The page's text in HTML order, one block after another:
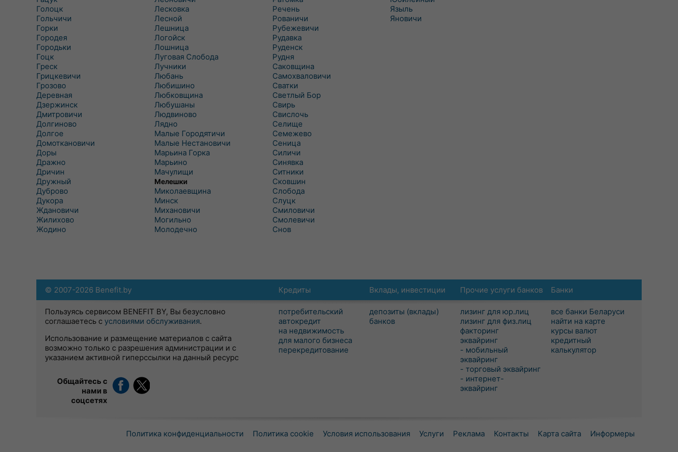
Голоцк
Гольчичи
Горки
Городея
Городьки
Гоцк
Греск
Грицкевичи
Грозово
Деревная
Дзержинск
Дмитровичи
Долгиново
Долгое
Домоткановичи
Доры
Дражно
Дричин
Дружный
Дуброво
Дукора
Ждановичи
Жилихово
Жодино
Лесковка
Лесной
Лешница
Логойск
Лошница
Луговая Слобода
Лучники
Любань
Любишино
Любковщина
Любушаны
Людвиново
Лядно
Малые Городятичи
Малые Нестановичи
Марьина Горка
Марьино
Мачулищи
Мелешки
Миколаевщина
Минск
Михановичи
Могильно
Молодечно
Речень
Рованичи
Рубежевичи
Рудавка
Руденск
Рудня
Саковщина
Самохваловичи
Сватки
Светлый Бор
Свирь
Свислочь
Селище
Семежево
Сеница
Силичи
Синявка
Ситники
Сковшин
Слобода
Слуцк
Смиловичи
Смолевичи
Снов
Языль
Яновичи
Кредиты
потребительский
автокредит
на недвижимость
для малого бизнеса
перекредитование
Вклады, инвестиции
депозиты (вклады)
банков
Прочие услуги банков
лизинг для юр.лиц
лизинг для физ.лиц
факторинг
эквайринг
- мобильный
эквайринг
- торговый эквайринг
- интернет-
эквайринг
Банки
все банки Беларуси
найти на карте
курсы валют
кредитный
калькулятор
© 2007-2026 Benefit.by
Пользуясь сервисом BENEFIT BY, Вы безусловно
соглашаетесь с условиями обслуживания.
Использование и размещение материалов с сайта
возможно только с разрешения администрации и с
указанием активной гиперссылки на данный ресурс
Общайтесь с
нами в
соцсетях
Политика конфиденциальности Политика cookie Условия использования Услуги Реклама Контакты Карта сайта Информеры